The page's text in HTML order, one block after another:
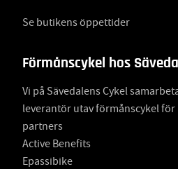
Se butikens öppettider
Förmånscykel hos
Vi på Sävedalens Cykel
leverantör utav förmånscykel
partners
Active Benefits
Epassibike